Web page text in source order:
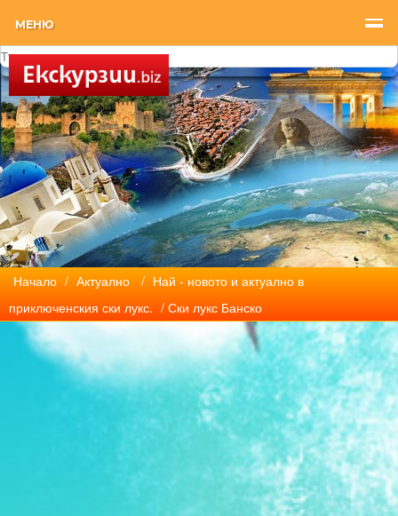
МЕНЮ
Начало / Актуално / Най - новото и актуално в
приключенския ски лукс. / Ски лукс Банско